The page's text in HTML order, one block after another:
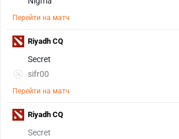
Перейти на матч
Secret
sifr00
Перейти на матч
Riyadh CQ
Secret
Riyadh CQ